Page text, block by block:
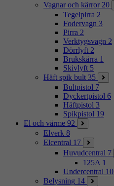
Vagnar och kärror 20
Tegelpirra 2
Fodervagn 3
Pirra 2
Verktygsvagn 2
Dörrlyft 2
Brukskärra 1
Skivlyft 5
Häft spik bult 35
Bultpistol 7
Dyckertpistol 6
Häftpistol 3
Spikpistol 19
El och värme 92
Elverk 8
Elcentral 17
Huvudcentral 7
125A 1
Undercentral 10
Belysning 14